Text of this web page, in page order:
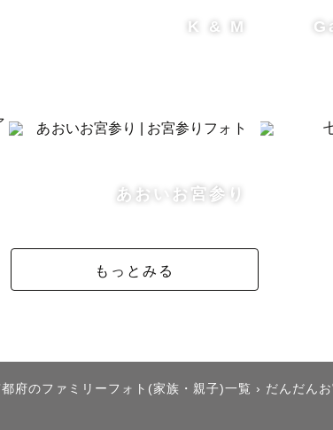
花畑や公園でのロケーションが特に好きで
も2人らしい可愛いを引き出します！
わせながら撮影を進めていきますので、自然
K & M
あおいお宮参り
もっとみる
府のファミリーフォト(家族・親子)一覧 › だんだん